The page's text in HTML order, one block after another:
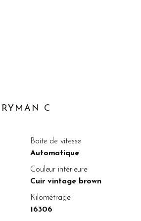
C
Boite de vitesse
Automatique
Couleur intérieure
Cuir vintage brown
Kilométrage
16306